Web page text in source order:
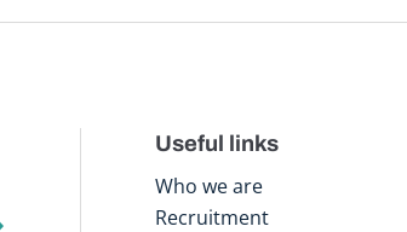
Useful links
Who we are
Recruitment